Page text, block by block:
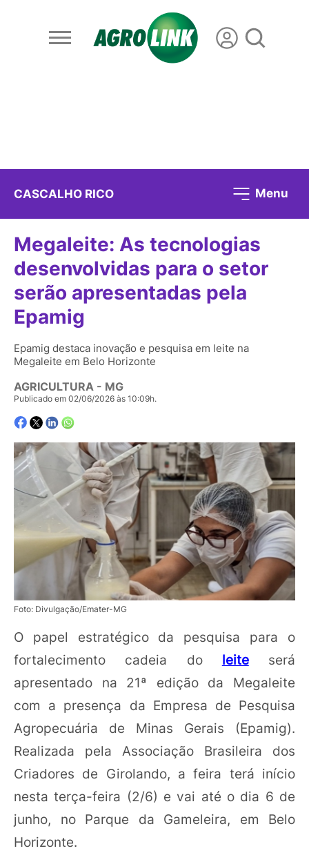
CASCALHO RICO Menu
Megaleite: As tecnologias
desenvolvidas para o setor
serão apresentadas pela
Epamig
Epamig destaca inovação e pesquisa em leite na
Megaleite em Belo Horizonte
AGRICULTURA - MG
Publicado em 02/06/2026 às 10:09h.
Foto: Divulgação/Emater-MG
O papel estratégico da pesquisa para o
fortalecimento cadeia do leiteserá
apresentado na 21ª edição da Megaleite
com a presença da Empresa de Pesquisa
Agropecuária de Minas Gerais (Epamig).
Realizada pela Associação Brasileira dos
Criadores de Girolando, a feira terá início
nesta terça-feira (2/6) e vai até o dia 6 de
junho, no Parque da Gameleira, em Belo
Horizonte.